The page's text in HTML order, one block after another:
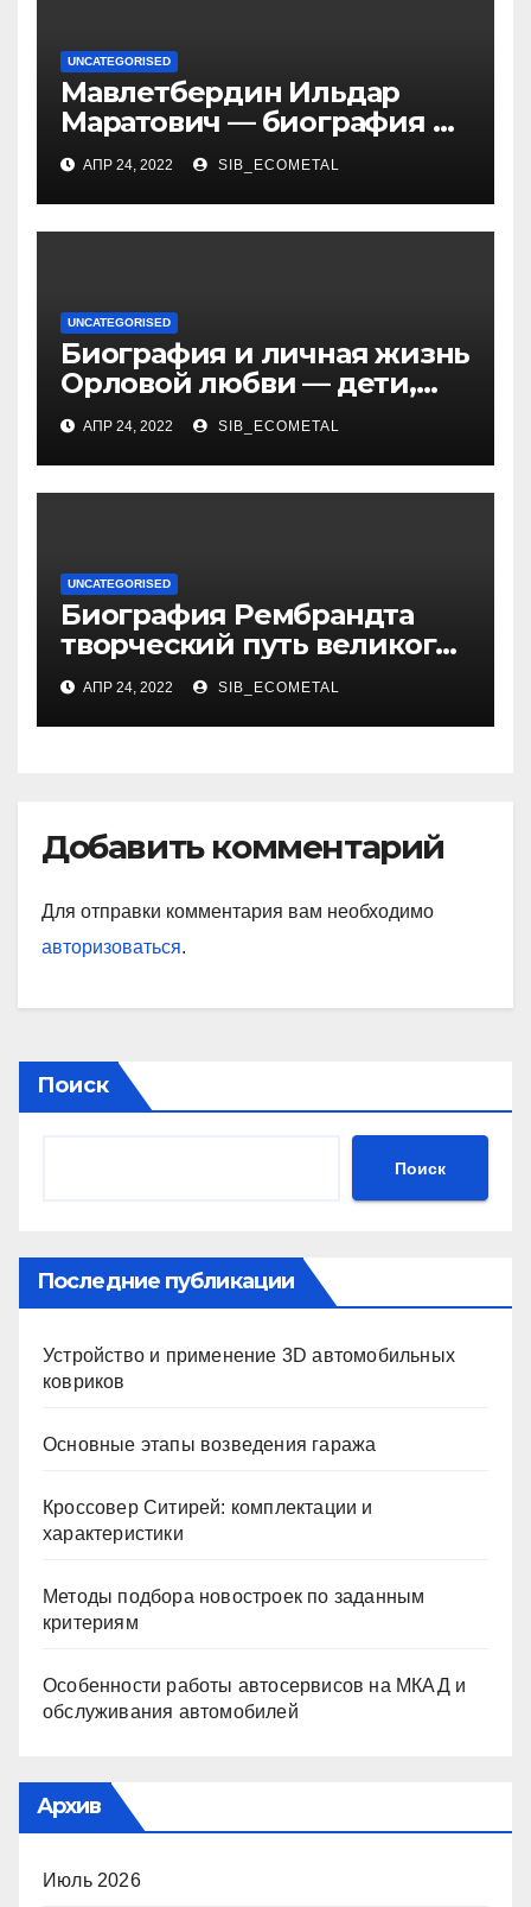
UNCATEGORISED
Мавлетбердин Ильдар
Маратович — биография и
достижения талантливого
российского политика и
бизнесмена
АПР 24, 2022 SIB_ECOMETAL
UNCATEGORISED
Биография и личная жизнь
Орловой любви — дети,
достижения, семейные
радости
АПР 24, 2022 SIB_ECOMETAL
UNCATEGORISED
Биография Рембрандта
творческий путь великого
художника
АПР 24, 2022 SIB_ECOMETAL
Добавить комментарий
Для отправки комментария вам необходимо
авторизоваться.
Поиск
Поиск
Последние публикации
Устройство и применение 3D автомобильных
ковриков
Основные этапы возведения гаража
Кроссовер Ситирей: комплектации и
характеристики
Методы подбора новостроек по заданным
критериям
Особенности работы автосервисов на МКАД и
обслуживания автомобилей
Архив
Июль 2026